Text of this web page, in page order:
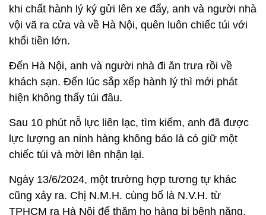
khi chất hành lý ký gửi lên xe đẩy, anh và người nhà
vội vã ra cửa và về Hà Nội, quên luôn chiếc túi với
khối tiền lớn.
Đến Hà Nội, anh và người nhà đi ăn trưa rồi về
khách sạn. Đến lúc sắp xếp hành lý thì mới phát
hiện không thấy túi đâu.
Sau 10 phút nỗ lực liên lạc, tìm kiếm, anh đã được
lực lượng an ninh hàng không báo là có giữ một
chiếc túi và mời lên nhận lại.
Ngày 13/6/2024, một trường hợp tương tự khác
cũng xảy ra. Chị N.M.H. cùng bố là N.V.H. từ
TPHCM ra Hà Nội để thăm họ hàng bị bệnh nặng.